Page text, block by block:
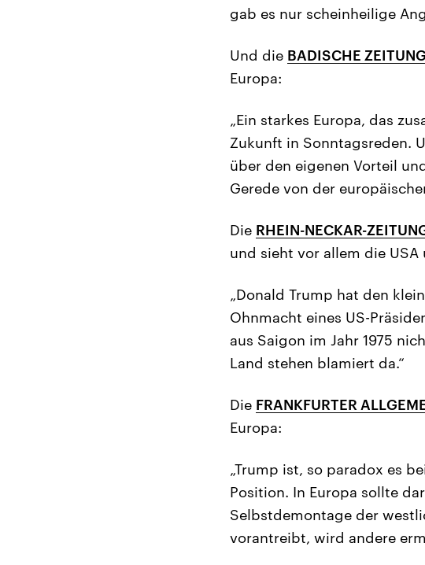
gab es nur scheinheilige
Und die BADISCHE
Europa:
„Ein starkes Europa, das
Zukunft in Sonntagsreden.
über den eigenen Vorteil
Gerede von der
Die RHEIN-NECKAR-
und sieht vor allem die USA
„Donald Trump hat den
Ohnmacht eines US-
aus Saigon im Jahr 1975
Land stehen blamiert da.“
Die FRANKFURTER
Europa:
„Trump ist, so paradox es
Position. In Europa sollte
Selbstdemontage der
vorantreibt, wird andere